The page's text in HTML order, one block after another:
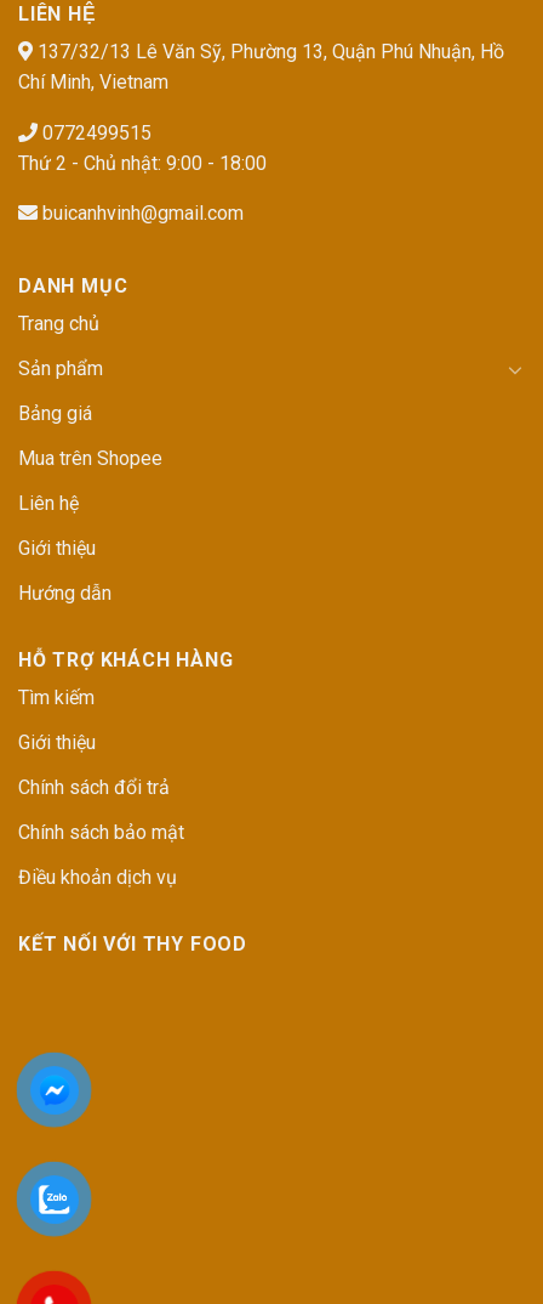
LIÊN HỆ
137/32/13 Lê Văn Sỹ, Phường 13, Quận Phú Nhuận, Hồ
Chí Minh, Vietnam
0772499515
Thứ 2 - Chủ nhật: 9:00 - 18:00
buicanhvinh@gmail.com
DANH MỤC
Trang chủ
Sản phẩm
Bảng giá
Mua trên Shopee
Liên hệ
Giới thiệu
Hướng dẫn
HỖ TRỢ KHÁCH HÀNG
Tìm kiếm
Giới thiệu
Chính sách đổi trả
Chính sách bảo mật
Điều khoản dịch vụ
KẾT NỐI VỚI THY FOOD